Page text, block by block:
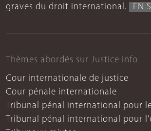
graves du droit international.
EN
Thèmes abordés sur Justice info
Cour internationale de justice
Cour pénale internationale
Tribunal pénal international pour
Tribunal pénal international pour